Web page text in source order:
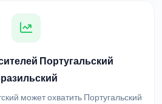
Португальский
может охватить Португальский